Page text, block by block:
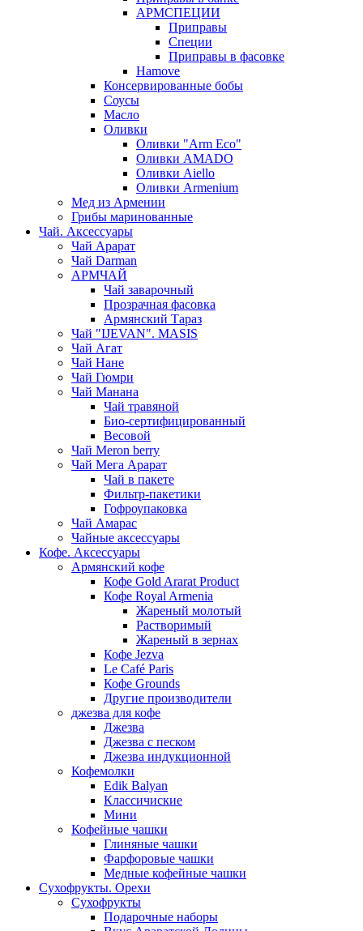
АРМСПЕЦИИ
Приправы
Специи
Приправы в фасовке
Hamove
Консервированные бобы
Соусы
Масло
Оливки
Оливки "Arm Eco"
Оливки AMADO
Оливки Aiello
Оливки Armenium
Мед из Армении
Грибы маринованные
Чай. Аксессуары
Чай Арарат
Чай Darman
АРМЧАЙ
Чай заварочный
Прозрачная фасовка
Армянский Тараз
Чай "IJEVAN". MASIS
Чай Агат
Чай Нане
Чай Гюмри
Чай Манана
Чай травяной
Био-сертифицированный
Весовой
Чай Meron berry
Чай Мега Арарат
Чай в пакете
Фильтр-пакетики
Гофроупаковка
Чай Амарас
Чайные аксессуары
Кофе. Аксессуары
Армянский кофе
Кофе Gold Ararat Product
Кофе Royal Armenia
Жареный молотый
Растворимый
Жареный в зернах
Кофе Jezva
Le Café Paris
Кофе Grounds
Другие производители
джезва для кофе
Джезва
Джезва с песком
Джезва индукционной
Кофемолки
Edik Balyan
Классичиские
Мини
Кофейные чашки
Глиняные чашки
Фарфоровые чашки
Медные кофейные чашки
Сухофрукты. Орехи
Сухофрукты
Подарочные наборы